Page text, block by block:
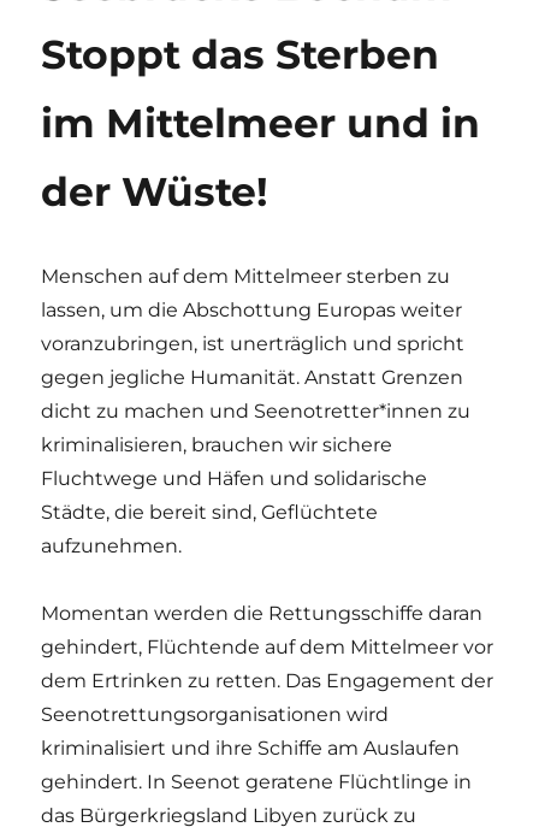
Stoppt das Sterben
im Mittelmeer und in
der Wüste!
Menschen auf dem Mittelmeer sterben zu
lassen, um die Abschottung Europas weiter
voranzubringen, ist unerträglich und spricht
gegen jegliche Humanität. Anstatt Grenzen
dicht zu machen und Seenotretter*innen zu
kriminalisieren, brauchen wir sichere
Fluchtwege und Häfen und solidarische
Städte, die bereit sind, Geflüchtete
aufzunehmen.
Momentan werden die Rettungsschiffe daran
gehindert, Flüchtende auf dem Mittelmeer vor
dem Ertrinken zu retten. Das Engagement der
Seenotrettungsorganisationen wird
kriminalisiert und ihre Schiffe am Auslaufen
gehindert. In Seenot geratene Flüchtlinge in
das Bürgerkriegsland Libyen zurück zu